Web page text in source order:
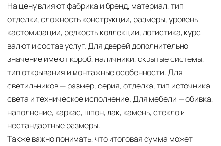
На цену влияют фабрика и бренд, материал, тип
отделки, сложность конструкции, размеры, уровень
кастомизации, редкость коллекции, логистика, курс
валют и состав услуг. Для дверей дополнительно
значение имеют короб, наличники, скрытые системы,
тип открывания и монтажные особенности. Для
светильников — размер, серия, отделка, тип источника
света и техническое исполнение. Для мебели — обивка,
наполнение, каркас, шпон, лак, камень, стекло и
нестандартные размеры.
Также важно понимать, что итоговая сумма может